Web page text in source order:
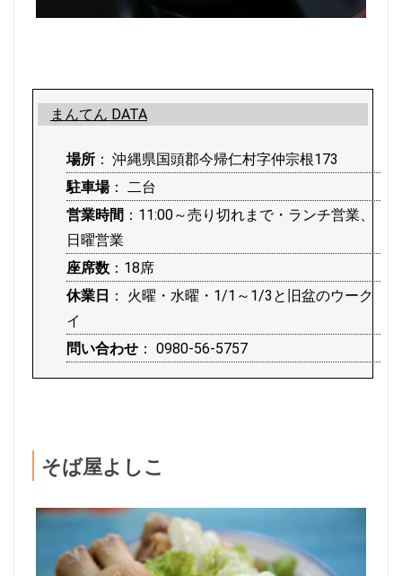
まんてん DATA
場所 ： 沖縄県国頭郡今帰仁村字仲宗根173
駐車場： 二台
営業時間 ：11:00～売り切れまで・ランチ営業、
日曜営業
座席数 ：18席
休業日 ： 火曜・水曜・1/1～1/3と旧盆のウーク
イ
問い合わせ ： 0980-56-5757
そば屋よしこ